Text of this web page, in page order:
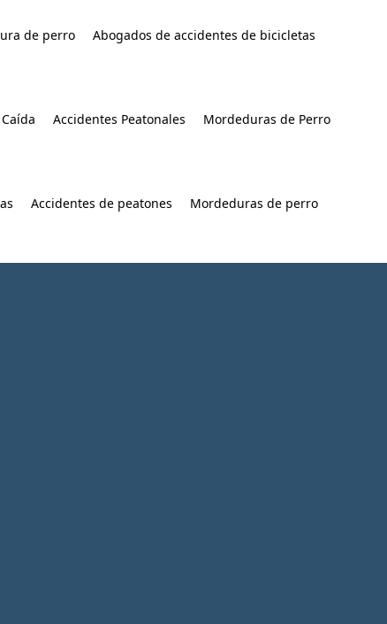
de perro Abogados de accidentes de bicicletas
Accidentes Peatonales Mordeduras de Perro
Accidentes de peatones Mordeduras de perro